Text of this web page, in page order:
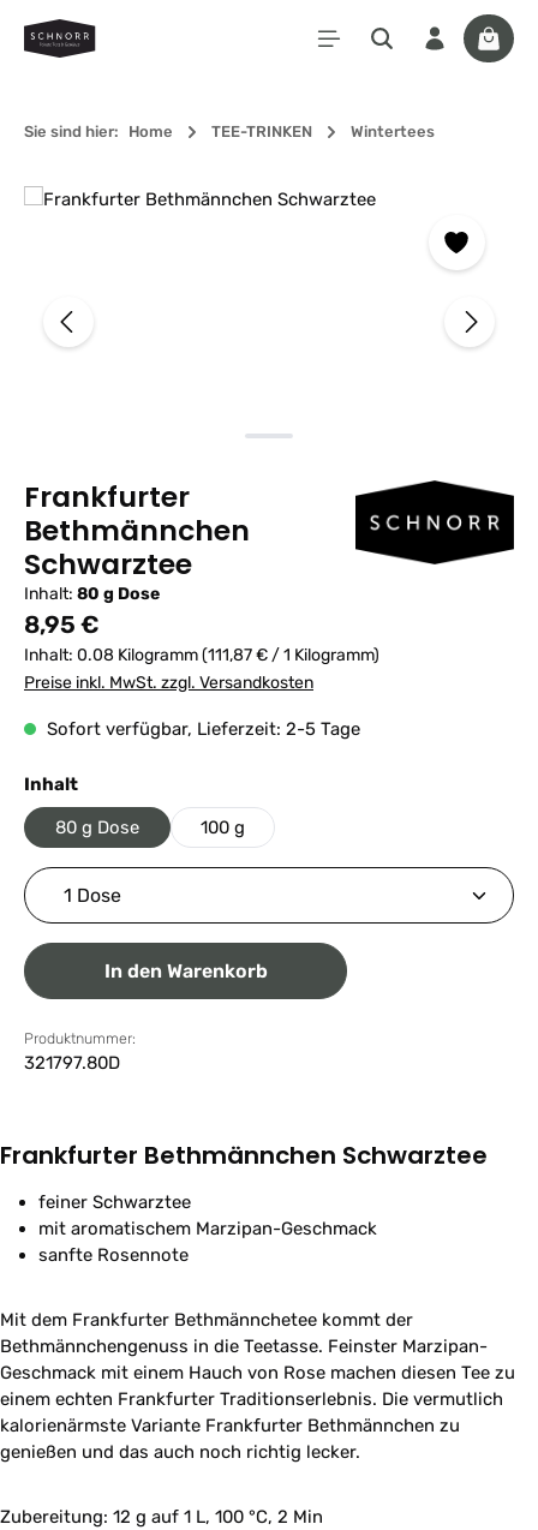
Zum Hauptinhalt springen
Sie sind hier: Home TEE-TRINKEN Wintertees
Bildergalerie überspringen
Frankfurter
Bethmännchen
Schwarztee
Inhalt: 80 g Dose
Regulärer Preis:
8,95 €
Inhalt: 0.08 Kilogramm(111,87 € / 1 Kilogramm)
Preise inkl. MwSt. zzgl. Versandkosten
Sofort verfügbar, Lieferzeit: 2-5 Tage
Inhaltauswählen
80 g Dose 100 g
Produkt Anzahl: Gib den gewünschten Wert ein
In den Warenkorb
Produktnummer:
321797.80D
Frankfurter Bethmännchen Schwarztee
feiner Schwarztee
mit aromatischem Marzipan-Geschmack
sanfte Rosennote
Mit dem Frankfurter Bethmännchetee kommt der
Bethmännchengenuss in die Teetasse. Feinster Marzipan-
Geschmack mit einem Hauch von Rose machen diesen Tee zu
einem echten Frankfurter Traditionserlebnis. Die vermutlich
kalorienärmste Variante Frankfurter Bethmännchen zu
genießen und das auch noch richtig lecker.
Zubereitung: 12 g auf 1 L, 100 °C, 2 Min